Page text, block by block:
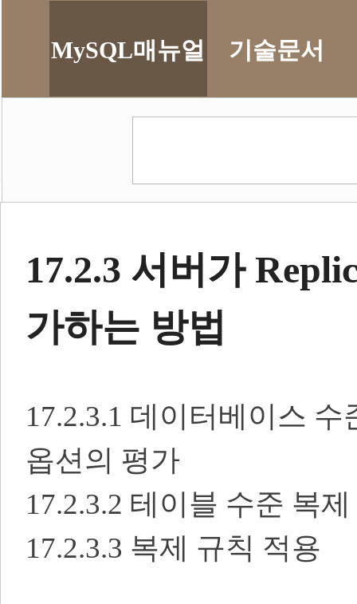
MySQL매뉴얼 기술문서
17.2.3 서버가
가하는 방법
17.2.3.1 데이터베이스
옵션의 평가
17.2.3.2 테이블 수준 복
17.2.3.3 복제 규칙 적용